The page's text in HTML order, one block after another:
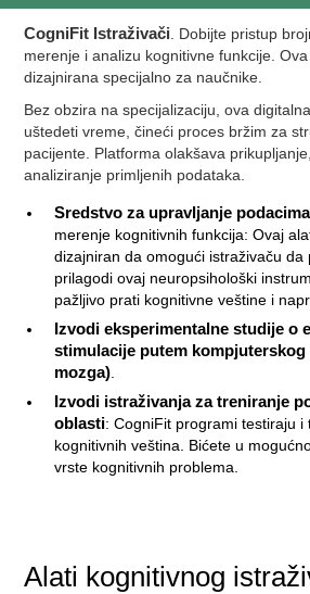
CogniFit Istraživači . Dobijte pristup
merenje i analizu kognitivne funkcije.
dizajnirana specijalno za naučnike.
Bez obzira na specijalizaciju, ova
uštedeti vreme, čineći proces bržim za
pacijente. Platforma olakšava
analiziranje primljenih podataka.
Sredstvo za upravljanje
merenje kognitivnih funkcija: Ovaj
dizajniran da omogući istraživaču da
prilagodi ovaj neuropsihološki
pažljivo prati kognitivne veštine i
Izvodi eksperimentalne studije o
stimulacije putem
mozga)
Izvodi istraživanja za treniranje
oblasti: CogniFit programi testiraju
kognitivnih veština. Bićete u
vrste kognitivnih problema.
Alati kognitivnog